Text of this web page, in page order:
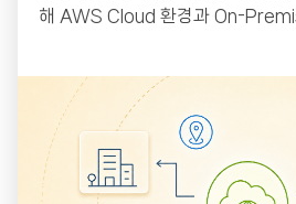
해 AWS Cloud 환경과 On-
y)가 붙어있으며 이 둘 사이에
터널링을 만들어 줘 인터넷을 통해
하게 해주는 원리입니다.